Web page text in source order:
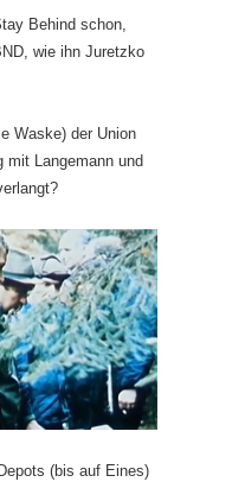
Behind schon,
wie ihn Juretzko
Waske) der Union
mit Langemann und
(bis auf Eines)